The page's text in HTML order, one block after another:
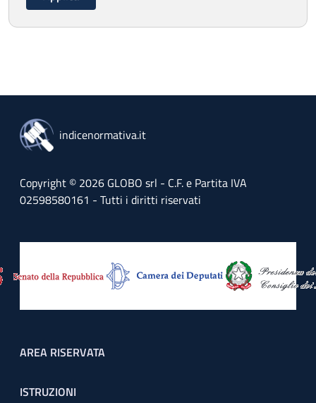
indicenormativa.it
Copyright © 2026 GLOBO srl - C.F. e Partita IVA
02598580161 - Tutti i diritti riservati
Footer menu
AREA RISERVATA
ISTRUZIONI